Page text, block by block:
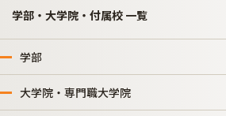
学部・大学院・付属校 一覧
学部
大学院・専門職大学院